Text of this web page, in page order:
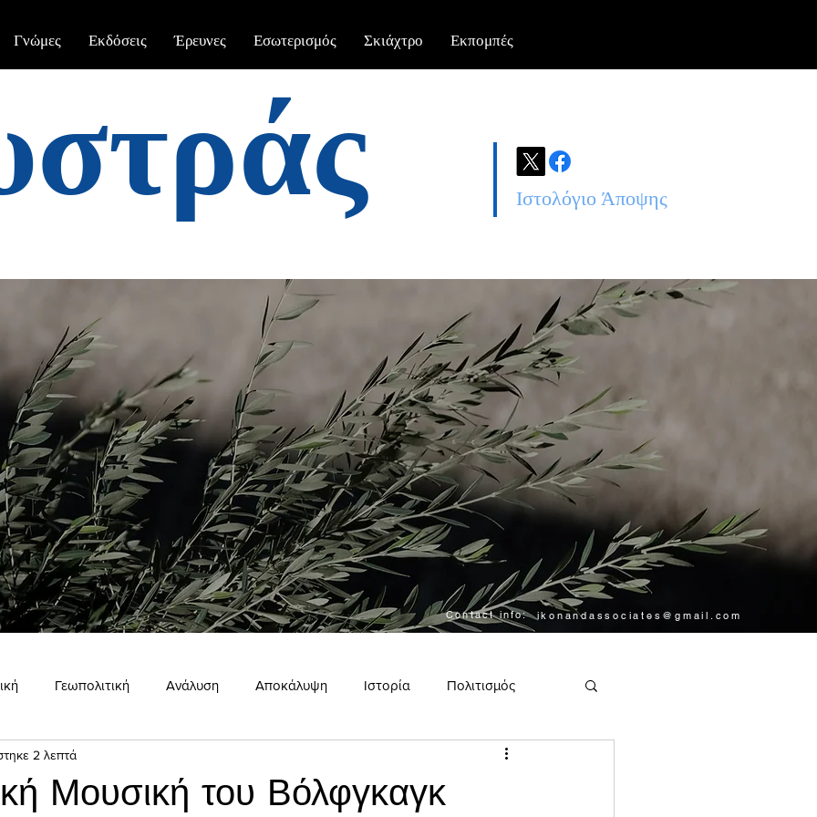
Γνώμες Εκδόσεις Έρευνες Εσωτερισμός Σκιάχτρο Εκπομπές
Ιστολόγιο Άποψης
ikonandassociates@gmail.com
Contact info:
Γεωπολιτική Ανάλυση Αποκάλυψη Ιστορία Πολιτισμός
Εσωτερισμός
Μουσική του Βόλφγκαγκ
2 λεπτά